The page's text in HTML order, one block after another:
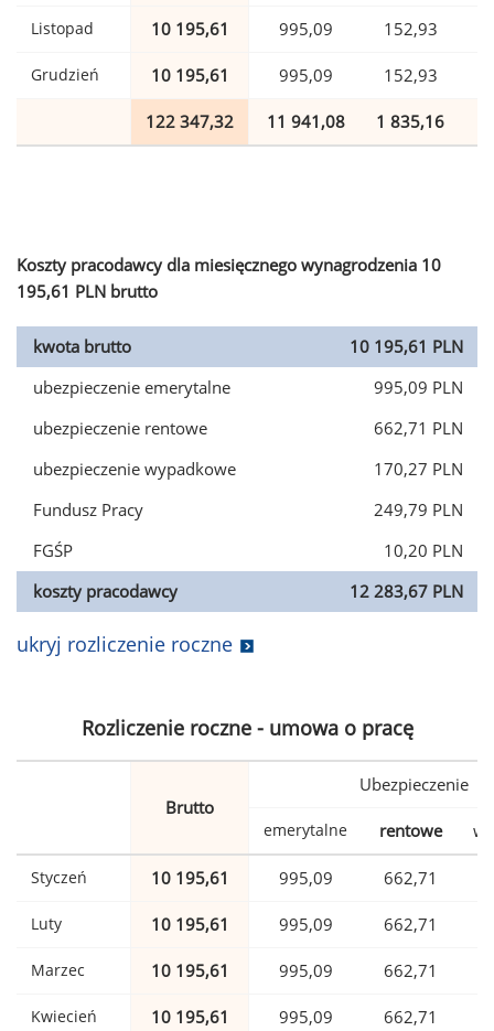
Listopad 10 195,61 995,09 152,93
Grudzień 10 195,61 995,09 152,93
122 347,32 11 941,08 1 835,16
Koszty pracodawcy dla miesięcznego wynagrodzenia 10
195,61 PLN brutto
kwota brutto
10 195,61 PLN
ubezpieczenie emerytalne
995,09 PLN
ubezpieczenie rentowe
662,71 PLN
ubezpieczenie wypadkowe
170,27 PLN
Fundusz Pracy
249,79 PLN
FGŚP
10,20 PLN
koszty pracodawcy
12 283,67 PLN
ukryj rozliczenie roczne
Rozliczenie roczne - umowa o pracę
Brutto
Ubezpieczenie
emerytalne rentowe
Styczeń 10 195,61 995,09 662,71
Luty 10 195,61 995,09 662,71
Marzec 10 195,61 995,09 662,71
Kwiecień 10 195,61 995,09 662,71